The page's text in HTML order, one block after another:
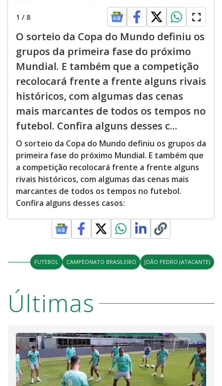
1 / 8
O sorteio da Copa do Mundo definiu os
grupos da primeira fase do próximo
Mundial. E também que a competição
recolocará frente a frente alguns rivais
históricos, com algumas das cenas
mais marcantes de todos os tempos no
futebol. Confira alguns desses c...
O sorteio da Copa do Mundo definiu os grupos da
primeira fase do próximo Mundial. E também que
a competição recolocará frente a frente alguns
rivais históricos, com algumas das cenas mais
marcantes de todos os tempos no futebol.
Confira alguns desses casos:
FUTEBOL CAMPEONATO BRASILEIRO JOÃO PEDRO (ATACANTE)
Últimas